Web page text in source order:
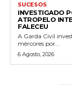
SUCESOS
INVESTIGADO
ATROPELO
FALECEU
A Garda Civil
mércores por...
6 Agosto, 2026